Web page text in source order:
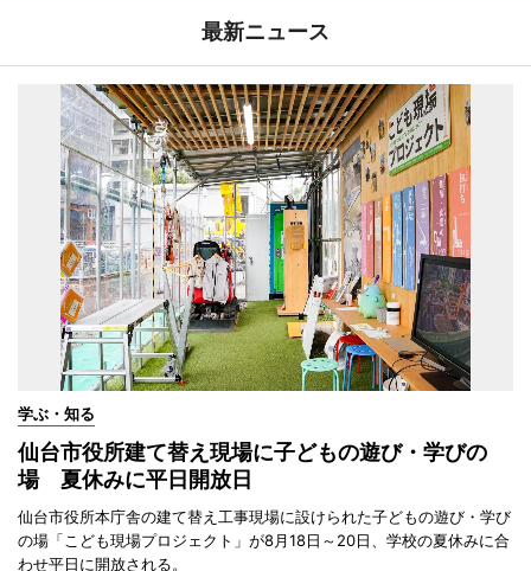
最新ニュース
学ぶ・知る
仙台市役所建て替え現場に子どもの遊び・学びの
場 夏休みに平日開放日
仙台市役所本庁舎の建て替え工事現場に設けられた子どもの遊び・学び
の場「こども現場プロジェクト」が8月18日～20日、学校の夏休みに合
わせ平日に開放される。